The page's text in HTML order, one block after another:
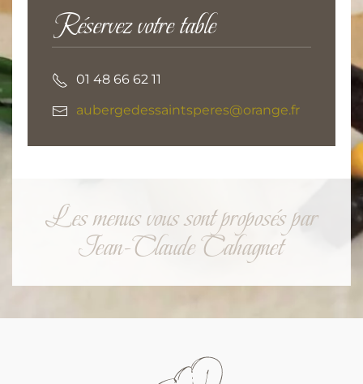
Réservez votre table
01 48 66 62 11
aubergedessaintsperes@orange.fr
Les menus vous sont proposés par
Jean-Claude Cahagnet